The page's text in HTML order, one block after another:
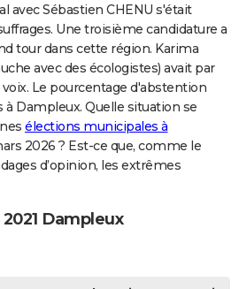
avec Sébastien CHENU s'était
Une troisième candidature a
tour dans cette région. Karima
avec des écologistes) avait par
Le pourcentage d'abstention
à Dampleux. Quelle situation se
élections municipales à
2026 ? Est-ce que, comme le
d’opinion, les extrêmes
Dampleux